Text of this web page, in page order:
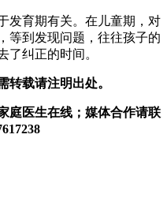
育期有关。在儿童期，对
等到发现问题，往往孩子的
了纠正的时间。
转载请注明出处。
庭医生在线；媒体合作请联